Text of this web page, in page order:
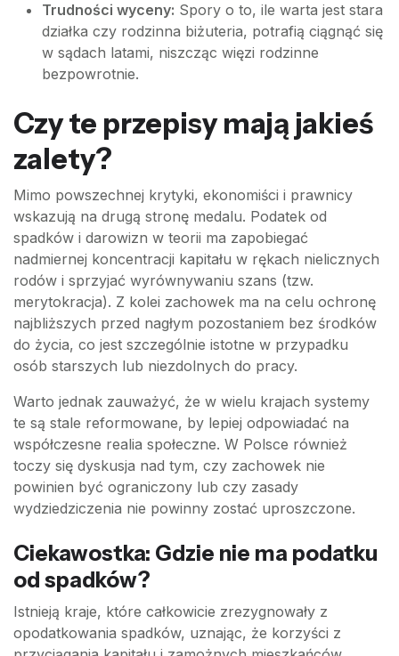
Trudności wyceny: Spory o to, ile warta jest stara
działka czy rodzinna biżuteria, potrafią ciągnąć się
w sądach latami, niszcząc więzi rodzinne
bezpowrotnie.
Czy te przepisy mają jakieś
zalety?
Mimo powszechnej krytyki, ekonomiści i prawnicy
wskazują na drugą stronę medalu. Podatek od
spadków i darowizn w teorii ma zapobiegać
nadmiernej koncentracji kapitału w rękach nielicznych
rodów i sprzyjać wyrównywaniu szans (tzw.
merytokracja). Z kolei zachowek ma na celu ochronę
najbliższych przed nagłym pozostaniem bez środków
do życia, co jest szczególnie istotne w przypadku
osób starszych lub niezdolnych do pracy.
Warto jednak zauważyć, że w wielu krajach systemy
te są stale reformowane, by lepiej odpowiadać na
współczesne realia społeczne. W Polsce również
toczy się dyskusja nad tym, czy zachowek nie
powinien być ograniczony lub czy zasady
wydziedziczenia nie powinny zostać uproszczone.
Ciekawostka: Gdzie nie ma podatku
od spadków?
Istnieją kraje, które całkowicie zrezygnowały z
opodatkowania spadków, uznając, że korzyści z